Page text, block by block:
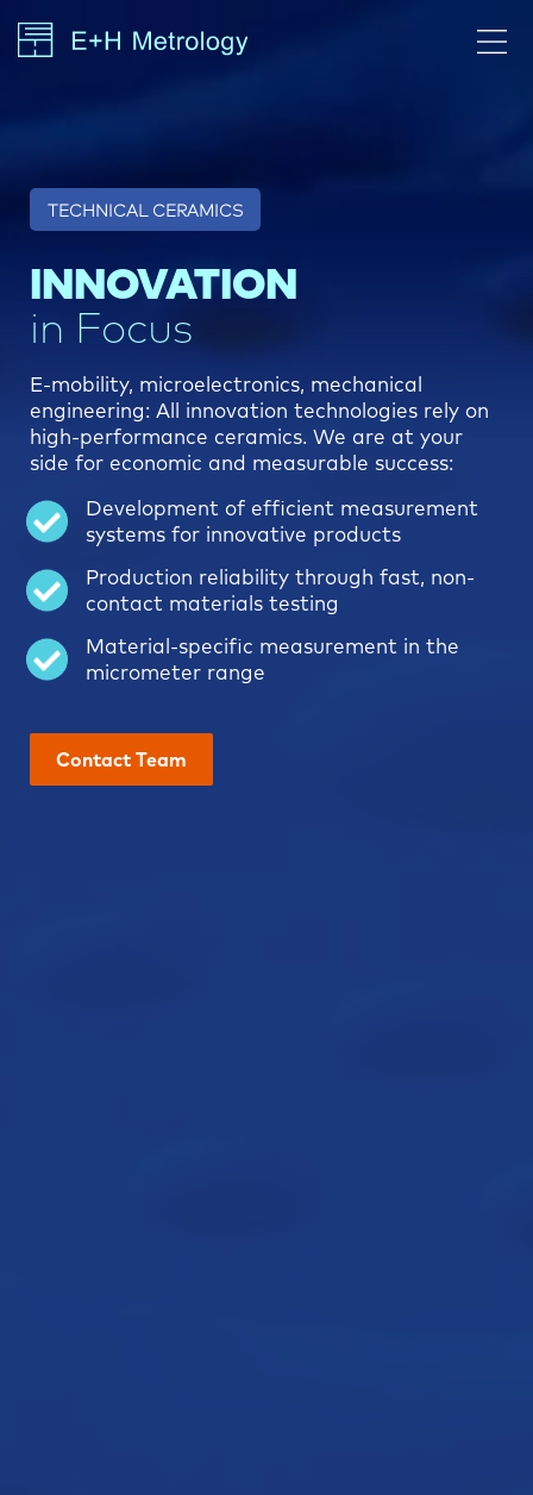
TECHNICAL CERAMICS
INNOVATION
in Focus
E-mobility, microelectronics, mechanical
engineering: All innovation technologies rely on
high-performance ceramics. We are at your
side for economic and measurable success:
Development of efficient measurement
systems for innovative products
Production reliability through fast, non-
contact materials testing
Material-specific measurement in the
micrometer range
Contact Team